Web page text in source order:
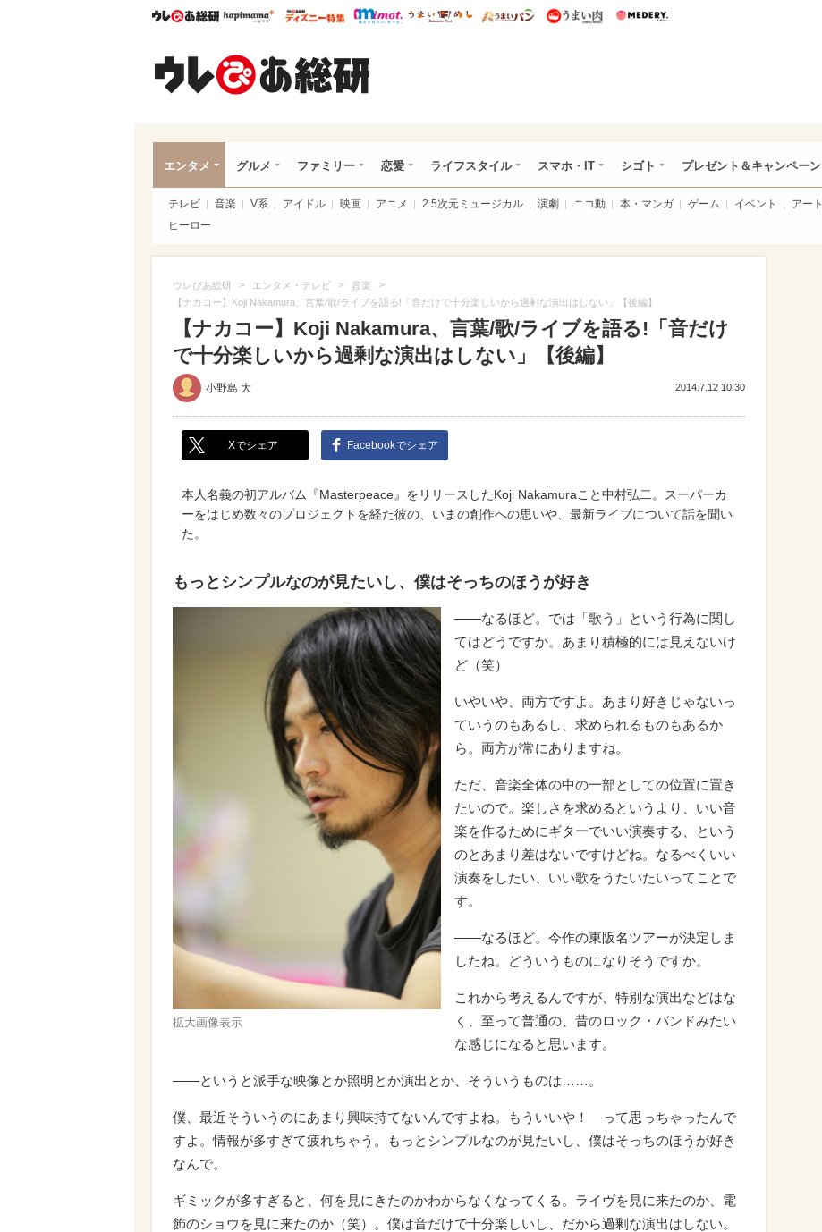
ウレぴあ総研ハピママ* ウレぴあ総研 ディズニー特集
mimot. うまいめし うまいパン うまい肉
エンタメ グルメ ファミリー 恋愛 ライフスタイル スマホ・IT シゴト プレゼント＆キャンペーン
テレビ 音楽 V系 アイドル 映画 アニメ 2.5次元ミュージカル 演劇 ニコ動 本・マンガ ゲーム イベント アート
ヒーロー
ウレぴあ総研 > エンタメ・テレビ > 音楽 >
【ナカコー】Koji Nakamura、言葉/歌/ライブを語る!「音だけで十分楽しいから過剰な演出はしない」【後編】
【ナカコー】Koji Nakamura、言葉/歌/ライブを語る!「音だけ
で十分楽しいから過剰な演出はしない」【後編】
小野島 大 2014.7.12 10:30
Xでシェア Facebookでシェア
本人名義の初アルバム『Masterpeace』をリリースしたKoji Nakamuraこと中村弘二。スーパーカ
ーをはじめ数々のプロジェクトを経た彼の、いまの創作への思いや、最新ライブについて話を聞い
た。
もっとシンプルなのが見たいし、僕はそっちのほうが好き
拡大画像表示
――なるほど。では「歌う」という行為に関し
てはどうですか。あまり積極的には見えないけ
ど（笑）
いやいや、両方ですよ。あまり好きじゃないっ
ていうのもあるし、求められるものもあるか
ら。両方が常にありますね。
ただ、音楽全体の中の一部としての位置に置き
たいので。楽しさを求めるというより、いい音
楽を作るためにギターでいい演奏する、という
のとあまり差はないですけどね。なるべくいい
演奏をしたい、いい歌をうたいたいってことで
す。
――なるほど。今作の東阪名ツアーが決定しま
したね。どういうものになりそうですか。
これから考えるんですが、特別な演出などはな
く、至って普通の、昔のロック・バンドみたい
な感じになると思います。
――というと派手な映像とか照明とか演出とか、そういうものは……。
僕、最近そういうのにあまり興味持てないんですよね。もういいや！ って思っちゃったんで
すよ。情報が多すぎて疲れちゃう。もっとシンプルなのが見たいし、僕はそっちのほうが好き
なんで。
ギミックが多すぎると、何を見にきたのかわからなくなってくる。ライヴを見に来たのか、電
飾のショウを見に来たのか（笑）。僕は音だけで十分楽しいし、だから過剰な演出はしない。